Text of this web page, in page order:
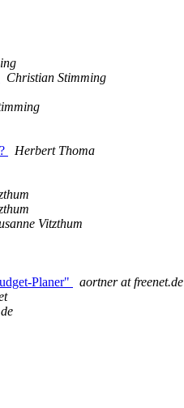
Christian Stimming
Herbert Thoma
Vitzthum
Planer"
aortner at freenet.de